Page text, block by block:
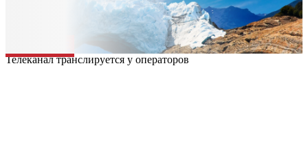
Телеканал транслируется у операторов